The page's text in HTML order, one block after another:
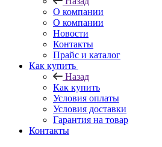
О компании
О компании
Новости
Контакты
Прайс и каталог
Как купить
Назад
Как купить
Условия оплаты
Условия доставки
Гарантия на товар
Контакты